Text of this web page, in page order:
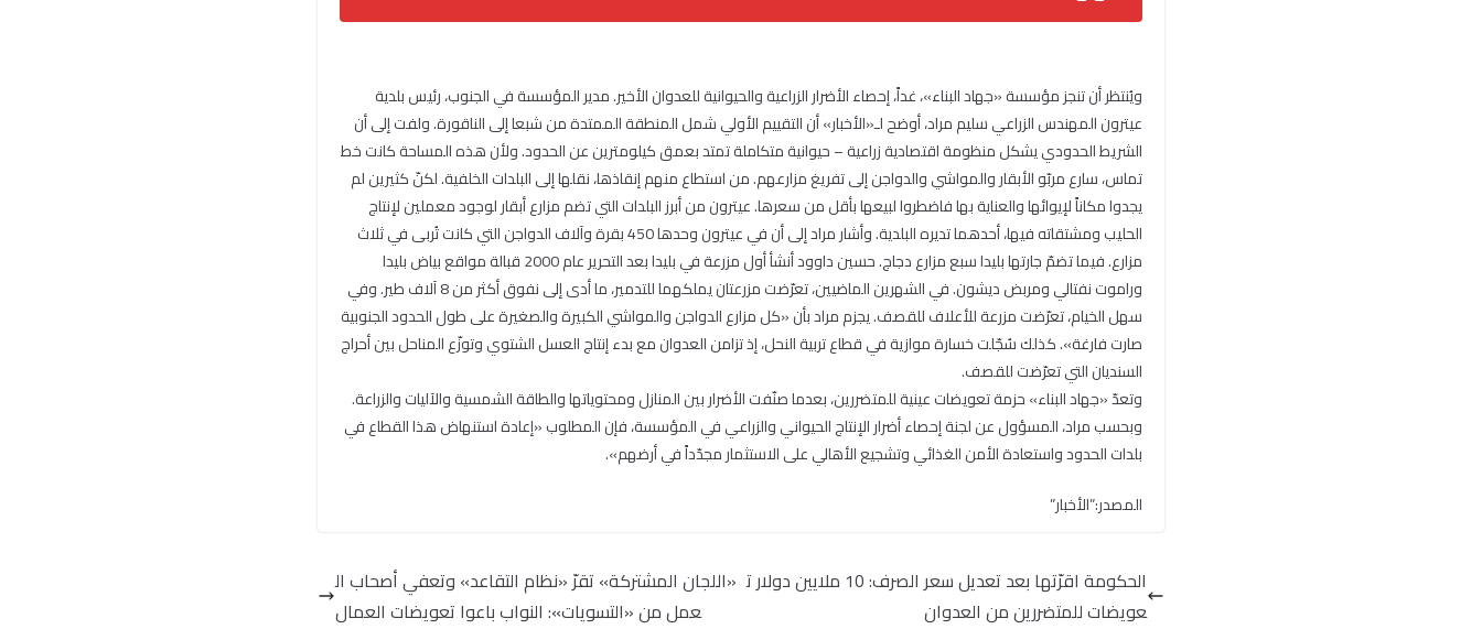
ويُنتظر أن تنجز مؤسسة «جهاد البناء»، غداً، إحصاء الأضرار الزراعية والحيوانية للعدوان الأخير. مدير المؤسسة في الجنوب، رئيس بلدية
عيترون المهندس الزراعي سليم مراد، أوضح لـ«الأخبار» أن التقييم الأولي شمل المنطقة الممتدة من شبعا إلى الناقورة. ولفت إلى أن
الشريط الحدودي يشكل منظومة اقتصادية زراعية – حيوانية متكاملة تمتد بعمق كيلومترين عن الحدود. ولأن هذه المساحة كانت خط
تماس، سارع مربّو الأبقار والمواشي والدواجن إلى تفريغ مزارعهم. من استطاع منهم إنقاذها، نقلها إلى البلدات الخلفية. لكنّ كثيرين لم
يجدوا مكاناً لإيوائها والعناية بها فاضطروا لبيعها بأقل من سعرها. عيترون من أبرز البلدات التي تضم مزارع أبقار لوجود معملين لإنتاج
الحليب ومشتقاته فيها، أحدهما تديره البلدية. وأشار مراد إلى أن في عيترون وحدها 450 بقرة وآلاف الدواجن التي كانت تُربى في ثلاث
مزارع. فيما تضمّ جارتها بليدا سبع مزارع دجاج. حسين داوود أنشأ أول مزرعة في بليدا بعد التحرير عام 2000 قبالة مواقع بياض بليدا
وراموت نفتالي ومربض ديشون. في الشهرين الماضيين، تعرّضت مزرعتان يملكهما للتدمير، ما أدى إلى نفوق أكثر من 8 آلاف طير. وفي
سهل الخيام، تعرّضت مزرعة للأعلاف للقصف. يجزم مراد بأن «كل مزارع الدواجن والمواشي الكبيرة والصغيرة على طول الحدود الجنوبية
صارت فارغة». كذلك سُجّلت خسارة موازية في قطاع تربية النحل، إذ تزامن العدوان مع بدء إنتاج العسل الشتوي وتوزّع المناحل بين أحراج
السنديان التي تعرّضت للقصف.
وتعدّ «جهاد البناء» حزمة تعويضات عينية للمتضررين، بعدما صنّفت الأضرار بين المنازل ومحتوياتها والطاقة الشمسية والآليات والزراعة.
وبحسب مراد، المسؤول عن لجنة إحصاء أضرار الإنتاج الحيواني والزراعي في المؤسسة، فإن المطلوب «إعادة استنهاض هذا القطاع في
بلدات الحدود واستعادة الأمن الغذائي وتشجيع الأهالي على الاستثمار مجدّداً في أرضهم».
المصدر:”الأخبار”
الحكومة اقرّتها بعد تعديل سعر الصرف: 10 ملايين دولار ت
عويضات للمتضررين من العدوان
«اللجان المشتركة» تقرّ «نظام التقاعد» وتعفي أصحاب ال
عمل من «التسويات»: النواب باعوا تعويضات العمال